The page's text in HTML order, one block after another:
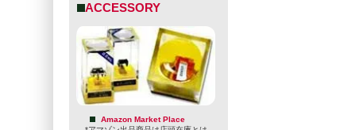
ACCESSORY
Amazon Market Place